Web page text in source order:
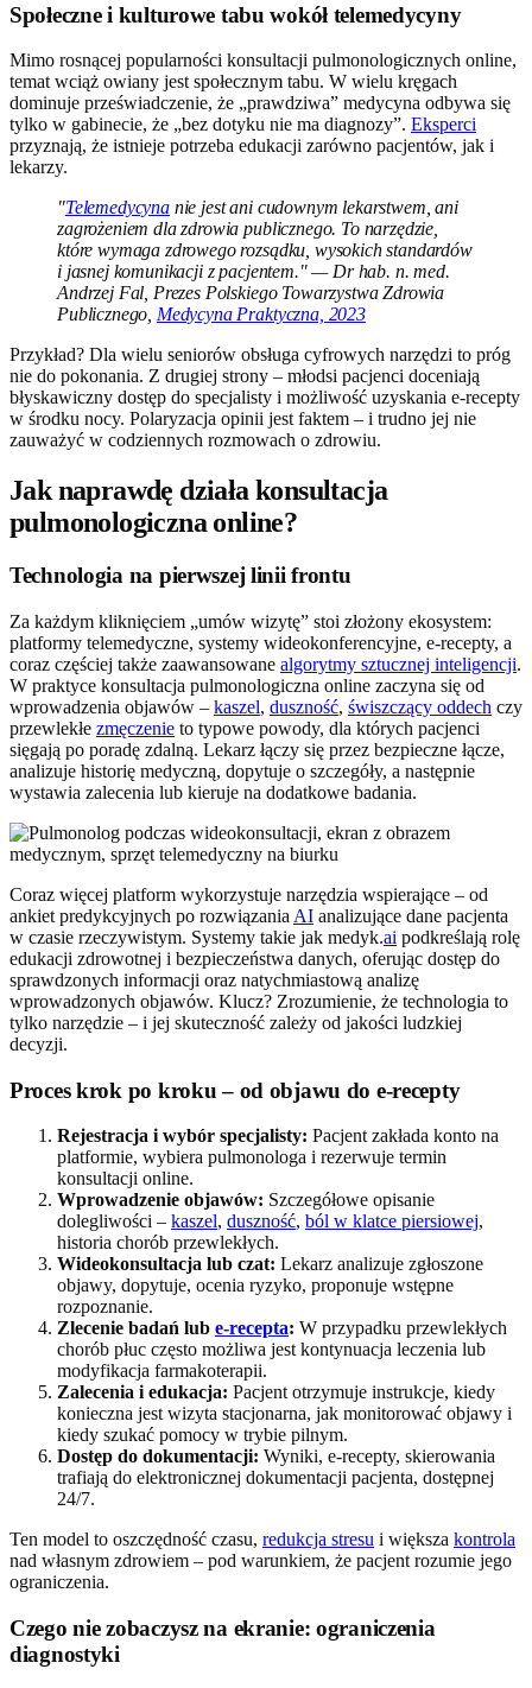
Społeczne i kulturowe tabu wokół telemedycyny
Mimo rosnącej popularności konsultacji pulmonologicznych online,
temat wciąż owiany jest społecznym tabu. W wielu kręgach
dominuje przeświadczenie, że „prawdziwa” medycyna odbywa się
tylko w gabinecie, że „bez dotyku nie ma diagnozy”. Eksperci
przyznają, że istnieje potrzeba edukacji zarówno pacjentów, jak i
lekarzy.
"Telemedycynanie jest ani cudownym lekarstwem, ani
zagrożeniem dla zdrowia publicznego. To narzędzie,
które wymaga zdrowego rozsądku, wysokich standardów
i jasnej komunikacji z pacjentem." — Dr hab. n. med.
Andrzej Fal, Prezes Polskiego Towarzystwa Zdrowia
Publicznego, Medycyna Praktyczna, 2023
Przykład? Dla wielu seniorów obsługa cyfrowych narzędzi to próg
nie do pokonania. Z drugiej strony – młodsi pacjenci doceniają
błyskawiczny dostęp do specjalisty i możliwość uzyskania e-recepty
w środku nocy. Polaryzacja opinii jest faktem – i trudno jej nie
zauważyć w codziennych rozmowach o zdrowiu.
Jak naprawdę działa konsultacja
pulmonologiczna online?
Technologia na pierwszej linii frontu
Za każdym kliknięciem „umów wizytę” stoi złożony ekosystem:
platformy telemedyczne, systemy wideokonferencyjne, e-recepty, a
coraz częściej także zaawansowane algorytmy sztucznej inteligencji.
W praktyce konsultacja pulmonologiczna online zaczyna się od
wprowadzenia objawów – kaszel, duszność, świszczący oddech czy
przewlekłe zmęczenie to typowe powody, dla których pacjenci
sięgają po poradę zdalną. Lekarz łączy się przez bezpieczne łącze,
analizuje historię medyczną, dopytuje o szczegóły, a następnie
wystawia zalecenia lub kieruje na dodatkowe badania.
Coraz więcej platform wykorzystuje narzędzia wspierające – od
ankiet predykcyjnych po rozwiązania AI analizujące dane pacjenta
w czasie rzeczywistym. Systemy takie jak medyk.ai podkreślają rolę
edukacji zdrowotnej i bezpieczeństwa danych, oferując dostęp do
sprawdzonych informacji oraz natychmiastową analizę
wprowadzonych objawów. Klucz? Zrozumienie, że technologia to
tylko narzędzie – i jej skuteczność zależy od jakości ludzkiej
decyzji.
Proces krok po kroku – od objawu do e-recepty
Rejestracja i wybór specjalisty: Pacjent zakłada konto na
platformie, wybiera pulmonologa i rezerwuje termin
konsultacji online.
Wprowadzenie objawów: Szczegółowe opisanie
dolegliwości – kaszel, duszność, ból w klatce piersiowej,
historia chorób przewlekłych.
Wideokonsultacja lub czat: Lekarz analizuje zgłoszone
objawy, dopytuje, ocenia ryzyko, proponuje wstępne
rozpoznanie.
Zlecenie badań lub e-recepta: W przypadku przewlekłych
chorób płuc często możliwa jest kontynuacja leczenia lub
modyfikacja farmakoterapii.
Zalecenia i edukacja: Pacjent otrzymuje instrukcje, kiedy
konieczna jest wizyta stacjonarna, jak monitorować objawy i
kiedy szukać pomocy w trybie pilnym.
Dostęp do dokumentacji: Wyniki, e-recepty, skierowania
trafiają do elektronicznej dokumentacji pacjenta, dostępnej
24/7.
Ten model to oszczędność czasu, redukcja stresu i większa kontrola
nad własnym zdrowiem – pod warunkiem, że pacjent rozumie jego
ograniczenia.
Czego nie zobaczysz na ekranie: ograniczenia
diagnostyki